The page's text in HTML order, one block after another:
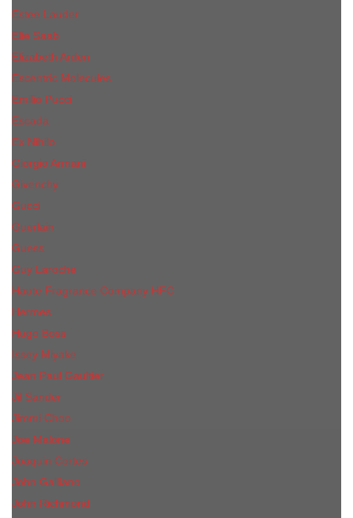
Еsteе Lаudеr
Elie Saab
Elizabeth Arden
Escentric Molecules
Emilio Pucci
Escada
Ex Nihilo
Giorgio Armani
Givenchy
Gucci
Guerlain
Guess
Guy Laroche
Haute Fragrance Company HFC
Hermes
Hugo Boss
Issey Miyake
Jean Paul Gaultier
Jil Sander
Jimmi Choo
Jое Malоnе
Joaquin Cortes
John Galliano
John Richmond